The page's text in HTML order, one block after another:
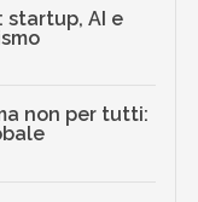
startup, AI e
non per tutti: